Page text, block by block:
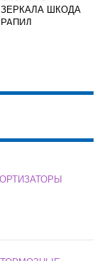
ЗЕРКАЛА ШКОДА
РАПИД